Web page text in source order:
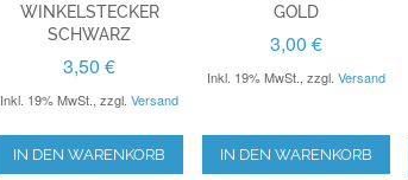
WINKELSTECKER
SCHWARZ
3,50 €
Inkl. 19% MwSt. ,zzgl.Versand
IN DEN WARENKORB
GOLD
3,00 €
Inkl. 19% MwSt. zzgl. Versand
IN DEN WARENKORB